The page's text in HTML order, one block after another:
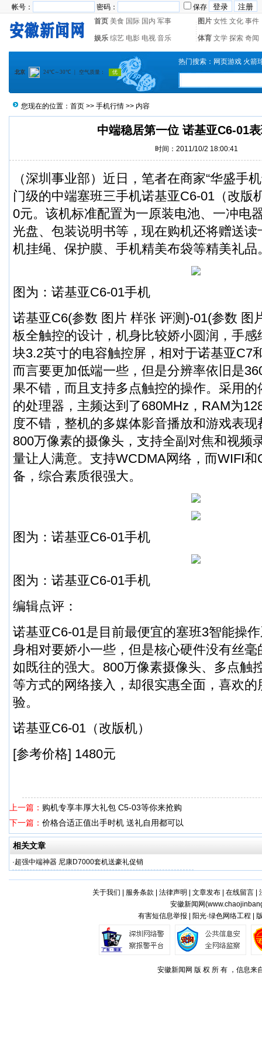
帐号： 密码：
保存
首页 美食 国际 国内 军事 图片 女性 文化 事件
娱乐 综艺 电影 电视 音乐 体育 文学 探索 奇闻
热门搜索： 网页游戏 火箭
您现在的位置： 首页 >> 手机行情 >> 内容
中端稳居第一位 诺基亚C6-01
时间：2011/10/2 18:00:41
（深圳事业部）近日，笔者在商家“华盛手
门级的中端塞班三手机诺基亚C6-01（改版
0元。该机标准配置为一原装电池、一冲电
光盘、包装说明书等，现在购机还将赠送
机挂绳、保护膜、手机精美布袋等精美礼品
图为：诺基亚C6-01手机
诺基亚C6(参数 图片 样张 评测)-01(参数 图
板全触控的设计，机身比较娇小圆润，手
块3.2英寸的电容触控屏，相对于诺基亚C7
而言要更加低端一些，但是分辨率依旧是
果不错，而且支持多点触控的操作。采用的
的处理器，主频达到了680MHz，RAM为
度不错，整机的多媒体影音播放和游戏表
800万像素的摄像头，支持全副对焦和视频
量让人满意。支持WCDMA网络，而WIFI
备，综合素质很强大。
图为：诺基亚C6-01手机
图为：诺基亚C6-01手机
编辑点评：
诺基亚C6-01是目前最便宜的塞班3智能操
身相对要娇小一些，但是核心硬件没有丝
如既往的强大。800万像素摄像头、多点触
等方式的网络接入，却很实惠全面，喜欢
验。
诺基亚C6-01（改版机）
[参考价格] 1480元
上一篇： 购机专享丰厚大礼包 C5-03等你来抢购
下一篇： 价格合适正值出手时机 送礼自用都可以
相关文章
·超强中端神器 尼康D7000套机送豪礼促销
关于我们 服务条款 法律声明 文章发布| 在线留言|
安徽新闻网(
有害短信息举报 | 阳光·绿色网络工程 |
安徽新闻网 版 权 所 有 ，信息